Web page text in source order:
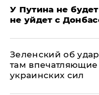
У Путина не
не уйдет с
Зеленский об
там впечатляющие
украинских сил